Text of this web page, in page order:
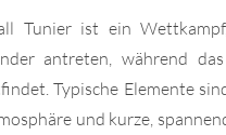
Tunier ist ein
antreten, während
Typische Elemente
und kurze,